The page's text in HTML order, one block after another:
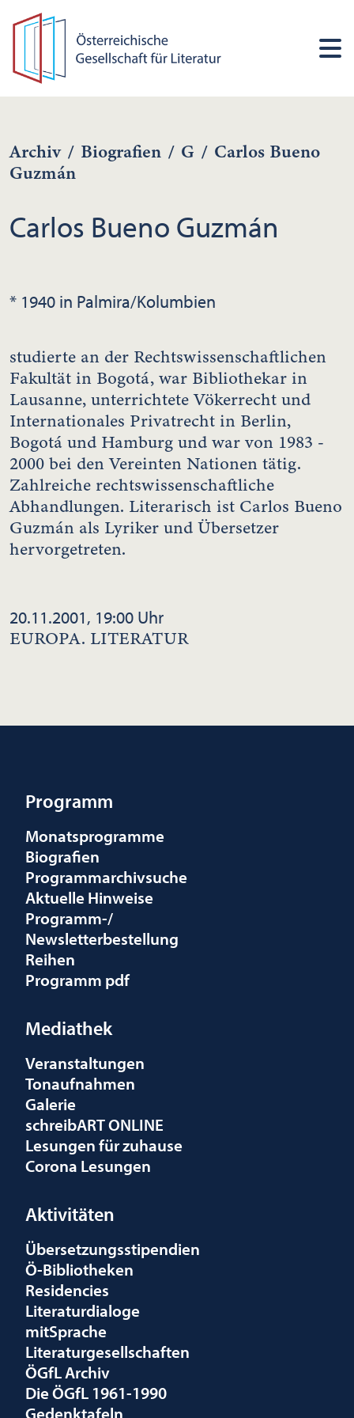
Archiv / Biografien / G / Carlos Bueno
Guzmán
Carlos Bueno Guzmán
* 1940 in Palmira/Kolumbien
studierte an der Rechtswissenschaftlichen
Fakultät in Bogotá, war Bibliothekar in
Lausanne, unterrichtete Vökerrecht und
Internationales Privatrecht in Berlin,
Bogotá und Hamburg und war von 1983 -
2000 bei den Vereinten Nationen tätig.
Zahlreiche rechtswissenschaftliche
Abhandlungen. Literarisch ist Carlos Bueno
Guzmán als Lyriker und Übersetzer
hervorgetreten.
20.11.2001, 19:00 Uhr
EUROPA. LITERATUR
Programm
Monatsprogramme
Biografien
Programmarchivsuche
Aktuelle Hinweise
Programm-/
Newsletterbestellung
Reihen
Programm pdf
Mediathek
Veranstaltungen
Tonaufnahmen
Galerie
schreibART ONLINE
Lesungen für zuhause
Corona Lesungen
Aktivitäten
Übersetzungsstipendien
Ö-Bibliotheken
Residencies
Literaturdialoge
mitSprache
Literaturgesellschaften
ÖGfL Archiv
Die ÖGfL 1961-1990
Gedenktafeln